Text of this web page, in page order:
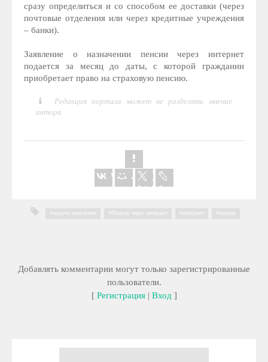
сразу определиться и со способом ее доставки (через
почтовые отделения или через кредитные учреждения
– банки).
Заявление о назначении пенсии через интернет
подается за месяц до даты, с которой гражданин
приобретает право на страховую пенсию.
Редакция портала может не разделять мнение
автора
подача заявления Пенсия через интернет интернет пенсия
Добавлять комментарии могут только зарегистрированные
пользователи.
[ Регистрация| Вход]